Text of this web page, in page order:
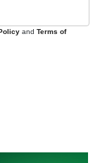
and Terms of